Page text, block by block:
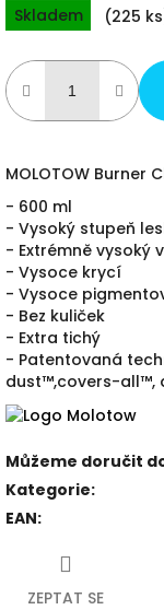
cena:
Skladem (225 ks
MOLOTOW Burner
- 600 ml
- Vysoký stupeň
- Extrémně vysoký
- Vysoce krycí
- Vysoce
- Bez kuliček
- Extra tichý
- Patentovaná
dust™,covers-all™,
Můžeme doručit
Kategorie:
EAN:
ZEPTAT SE